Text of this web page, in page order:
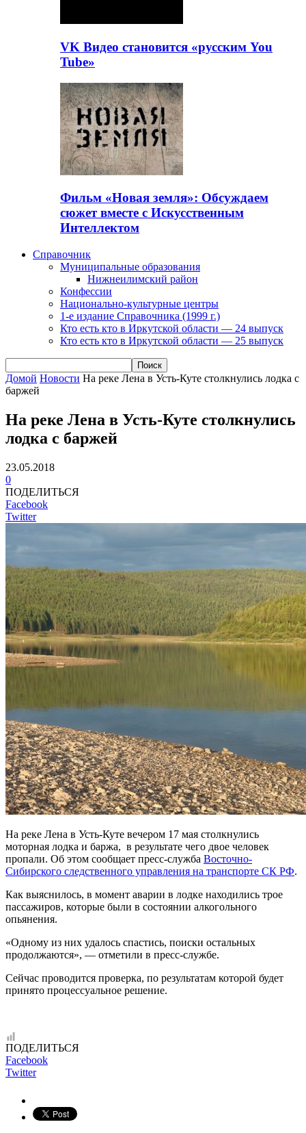
VK Видео становится «русским You
Tube»
Фильм «Новая земля»: Обсуждаем
сюжет вместе с Искусственным
Интеллектом
Справочник
Муниципальные образования
Нижнеилимский район
Конфессии
Национально-культурные центры
1-е издание Справочника (1999 г.)
Кто есть кто в Иркутской области — 24 выпуск
Кто есть кто в Иркутской области — 25 выпуск
Домой Новости На реке Лена в Усть-Куте столкнулись лодка с
баржей
На реке Лена в Усть-Куте столкнулись
лодка с баржей
23.05.2018
0
ПОДЕЛИТЬСЯ
Facebook
Twitter
На реке Лена в Усть-Куте вечером 17 мая столкнулись
моторная лодка и баржа, в результате чего двое человек
пропали. Об этом сообщает пресс-служба Восточно-
Сибирского следственного управления на транспорте СК РФ.
Как выяснилось, в момент аварии в лодке находились трое
пассажиров, которые были в состоянии алкогольного
опьянения.
«Одному из них удалось спастись, поиски остальных
продолжаются», — отметили в пресс-службе.
Сейчас проводится проверка, по результатам которой будет
принято процессуальное решение.
ПОДЕЛИТЬСЯ
Facebook
Twitter